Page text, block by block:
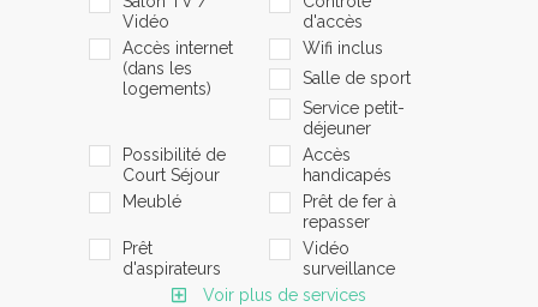
Vidéo
d'accès
Accès internet
(dans les
logements)
Wifi inclus
Salle de sport
Service petit-
déjeuner
Possibilité de
Court Séjour
Accès
handicapés
Meublé
Prêt de fer à
repasser
Prêt
d'aspirateurs
Vidéo
surveillance
Voir plus de services